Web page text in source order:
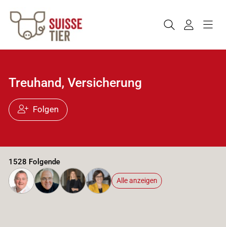
Treuhand, Versicherung
Folgen
1528 Folgende
Alle anzeigen